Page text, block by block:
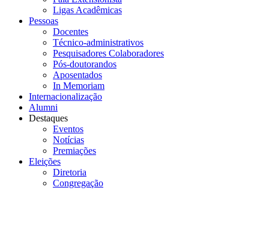
Ligas Acadêmicas
Pessoas
Docentes
Técnico-administrativos
Pesquisadores Colaboradores
Pós-doutorandos
Aposentados
In Memoriam
Internacionalização
Alumni
Destaques
Eventos
Notícias
Premiações
Eleições
Diretoria
Congregação